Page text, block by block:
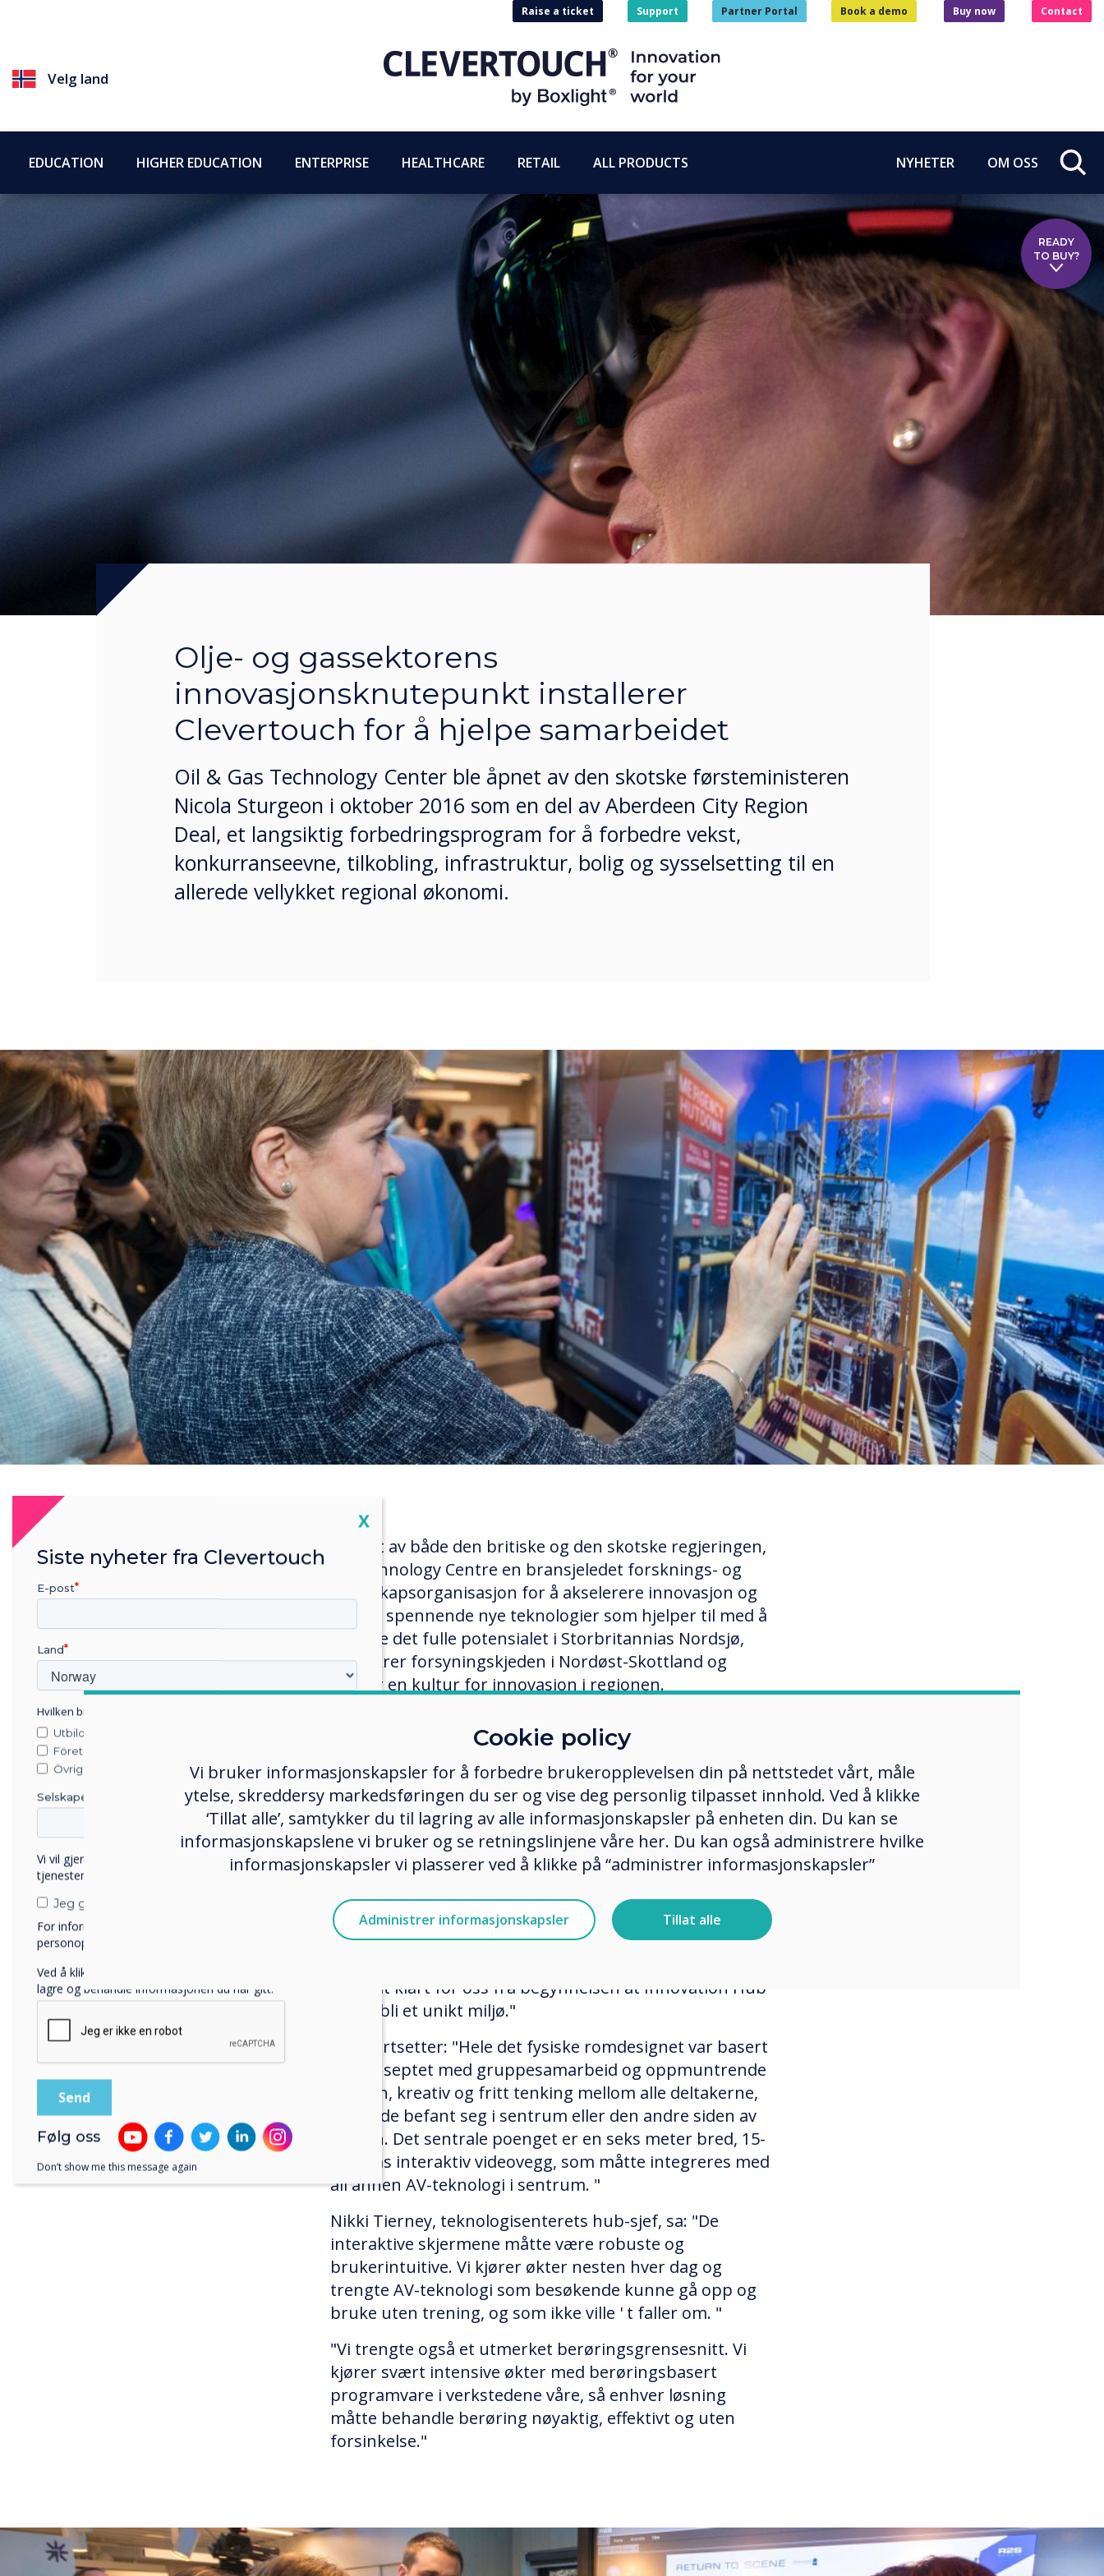
Velg land
Raise a ticket Support Partner Portal Book a demo Buy now Contact
EDUCATION HIGHER EDUCATION ENTERPRISE HEALTHCARE RETAIL ALL PRODUCTS NYHETER OM OSS
Olje- og gassektorens
innovasjonsknutepunkt installerer
Clevertouch for å hjelpe samarbeidet
Oil & Gas Technology Center ble åpnet av den skotske førsteministeren
Nicola Sturgeon i oktober 2016 som en del av Aberdeen City Region
Deal, et langsiktig forbedringsprogram for å forbedre vekst,
konkurranseevne, tilkobling, infrastruktur, bolig og sysselsetting til en
allerede vellykket regional økonomi.
Støttet av både den britiske og den skotske regjeringen,
er Technology Centre en bransjeledet forsknings- og
kunnskapsorganisasjon for å akselerere innovasjon og
utvikle spennende nye teknologier som hjelper til med å
frigjøre det fulle potensialet i Storbritannias Nordsjø,
forankrer forsyningskjeden i Nordøst-Skottland og
skaper en kultur for innovasjon i regionen.
Technology Center trengte en fleksibel og
flerbruksløsning for å oppnå alt fra 4K-video til globale
samarbeidsmøter og var systemagnostisk - støttet
Android-, Windows- og iOS-enheter.
Graeme McGuire er administrerende direktør fra AV One
Solutions, AV-leverandør for Innovation Hub ved
Technology Center. "Selv om vi hadde levert flere
det helt klart for oss fra begynnelsen at Innovation Hub
skulle bli et unikt miljø."
Han fortsetter: "Hele det fysiske romdesignet var basert
på konseptet med gruppesamarbeid og oppmuntrende
til åpen, kreativ og fritt tenking mellom alle deltakerne,
enten de befant seg i sentrum eller den andre siden av
verden. Det sentrale poenget er en seks meter bred, 15-
skjerms interaktiv videovegg, som måtte integreres med
all annen AV-teknologi i sentrum. "
Nikki Tierney, teknologisenterets hub-sjef, sa: "De
interaktive skjermene måtte være robuste og
brukerintuitive. Vi kjører økter nesten hver dag og
trengte AV-teknologi som besøkende kunne gå opp og
bruke uten trening, og som ikke ville ' t faller om. "
"Vi trengte også et utmerket berøringsgrensesnitt. Vi
kjører svært intensive økter med berøringsbasert
programvare i verkstedene våre, så enhver løsning
måtte behandle berøring nøyaktig, effektivt og uten
forsinkelse."
READY
TO BUY?
Cookie policy
Vi bruker informasjonskapsler for å forbedre brukeropplevelsen din på nettstedet vårt, måle
ytelse, skreddersy markedsføringen du ser og vise deg personlig tilpasset innhold. Ved å klikke
‘Tillat alle’, samtykker du til lagring av alle informasjonskapsler på enheten din. Du kan se
informasjonskapslene vi bruker og se retningslinjene våre her. Du kan også administrere hvilke
informasjonskapsler vi plasserer ved å klikke på “administrer informasjonskapsler”
Administrer informasjonskapsler Tillat alle
Close
X
Siste nyheter fra Clevertouch
E-post
Land
Hvilken bransje jobber du i?
Utbildning
Företag
Övriga
Selskapets navn
Vi vil gjerne kontakte deg angående våre produkter og
tjenester via e-post, telefon eller post.
Jeg godtar å motta kommunikasjon fra Clevertouch.
For informasjon om hvordan vi samler inn og bruker
personopplysningene dine, se vår
Ved å klikke på send gir du samtykke til Clevertouch til å
lagre og behandle informasjonen du har gitt.
Følg oss
Don’t show me this message again